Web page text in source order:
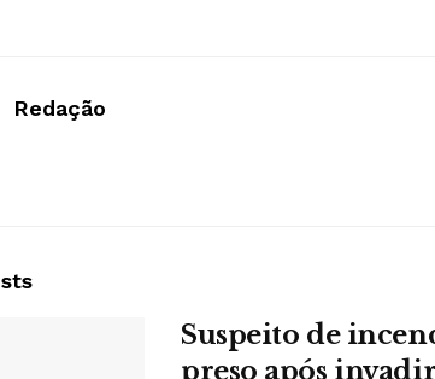
Redação
Suspeito de
preso após